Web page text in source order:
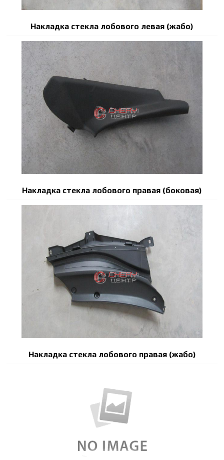
Накладка стекла лобового левая (жабо)
Накладка стекла лобового правая (боковая)
Накладка стекла лобового правая (жабо)